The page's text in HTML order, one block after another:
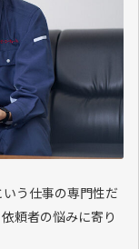
う仕事の専門性だ
頼者の悩みに寄り